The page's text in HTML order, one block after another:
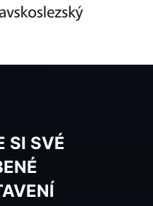
SI SVÉ